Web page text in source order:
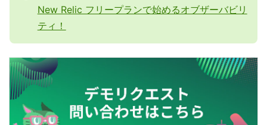
New Relic フリープランで始めるオブザーバビリ
ティ！